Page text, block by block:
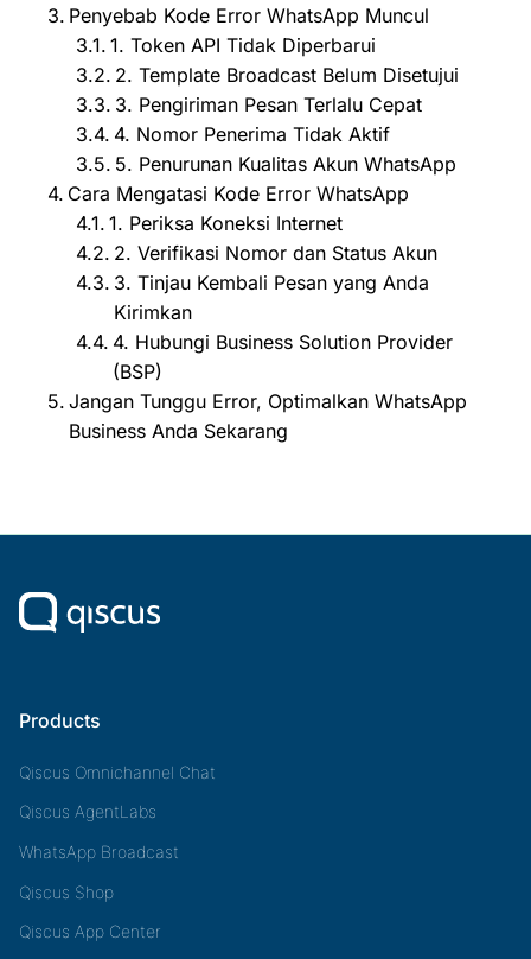
Penyebab Kode Error WhatsApp Muncul
1. Token API Tidak Diperbarui
2. Template Broadcast Belum Disetujui
3. Pengiriman Pesan Terlalu Cepat
4. Nomor Penerima Tidak Aktif
5. Penurunan Kualitas Akun WhatsApp
Cara Mengatasi Kode Error WhatsApp
1. Periksa Koneksi Internet
2. Verifikasi Nomor dan Status Akun
3. Tinjau Kembali Pesan yang Anda
Kirimkan
4. Hubungi Business Solution Provider
(BSP)
Jangan Tunggu Error, Optimalkan WhatsApp
Business Anda Sekarang
Products
Qiscus Omnichannel Chat
Qiscus AgentLabs
WhatsApp Broadcast
Qiscus Shop
Qiscus App Center